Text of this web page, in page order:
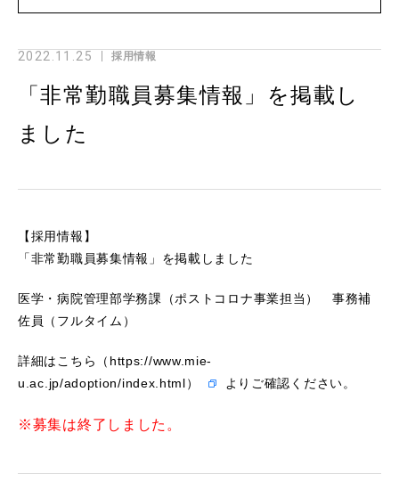
2022.11.25 採用情報
「非常勤職員募集情報」を掲載し
ました
【採用情報】
「非常勤職員募集情報」を掲載しました
医学・病院管理部学務課（ポストコロナ事業担当） 事務補
佐員（フルタイム）
詳細は こちら（https://www.mie-
u.ac.jp/adoption/index.html）
よりご確認ください。
※募集は終了しました。